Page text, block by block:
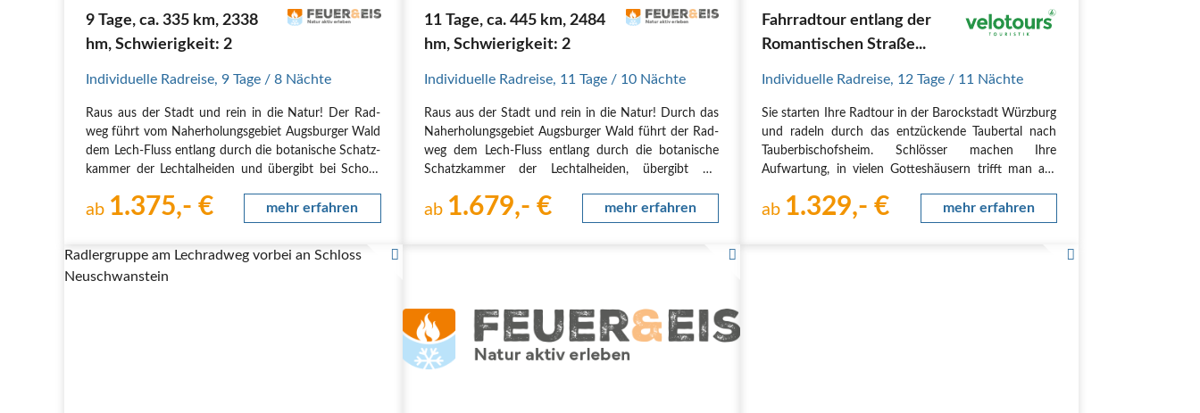
9 Tage, ca. 335 km, 2338
hm, Schwierigkeit: 2
Individuelle Radreise, 9 Tage / 8 Nächte
Raus aus der Stadt und rein in die Natur! Der Rad­
weg führt vom Nah­erho­lungs­ge­biet Augs­bur­ger Wald
dem Lech-Fluss ent­lang durch die bota­ni­sche Schatz­
kam­mer der Lech­t­al­hei­den und über­gibt bei Schon­
kel die Füh­rung bis an den…
ab 1.375,- € mehr erfahren
11 Tage, ca. 445 km, 2484
hm, Schwierigkeit: 2
Individuelle Radreise, 11 Tage / 10 Nächte
Raus aus der Stadt und rein in die Natur! Durch das
Nah­erho­lungs­ge­biet Augs­bur­ger Wald führt der Rad­
weg dem Lech-Fluss ent­lang durch die bota­ni­sche
Schatz­kam­mer der Lech­t­al­hei­den, über­gibt bei
fen­win­kel die Füh­rung bis an den…
ab 1.679,- € mehr erfahren
Fahrradtour entlang der
Romantischen Straße...
Individuelle Radreise, 12 Tage / 11 Nächte
Sie starten Ihre Radtour in der Barockstadt Würzburg
und radeln durch das entzückende Taubertal nach
Tauberbischofsheim. Schlösser machen Ihre
Aufwartung, in vielen Gotteshäusern trifft man auf
Riemenschneider, bevor Sie in das reizende
ab 1.329,- € mehr erfahren
Radlergruppe am Lechradweg vorbei an Schloss
Neuschwanstein